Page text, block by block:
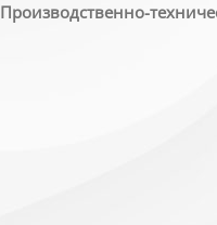
Производственно-